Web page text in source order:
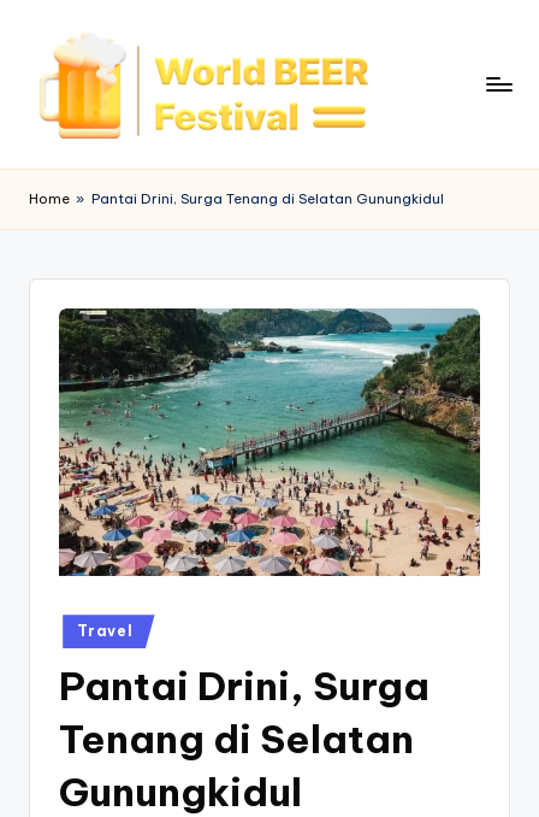
o
rl
d
Home » Pantai Drini, Surga Tenang di Selatan Gunungkidul
Posted
in
Travel
Pantai Drini, Surga
Tenang di Selatan
Gunungkidul